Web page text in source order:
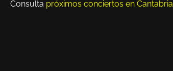
Consulta próximos conciertos en Cantabria